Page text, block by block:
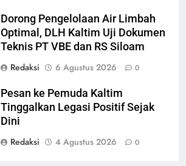
Dorong Pengelolaan Air Limbah
Optimal, DLH Kaltim Uji Dokumen
Teknis PT VBE dan RS Siloam
Redaksi
6 Agustus 2026 0
Pesan ke Pemuda Kaltim
Tinggalkan Legasi Positif Sejak
Dini
Redaksi
4 Agustus 2026 0